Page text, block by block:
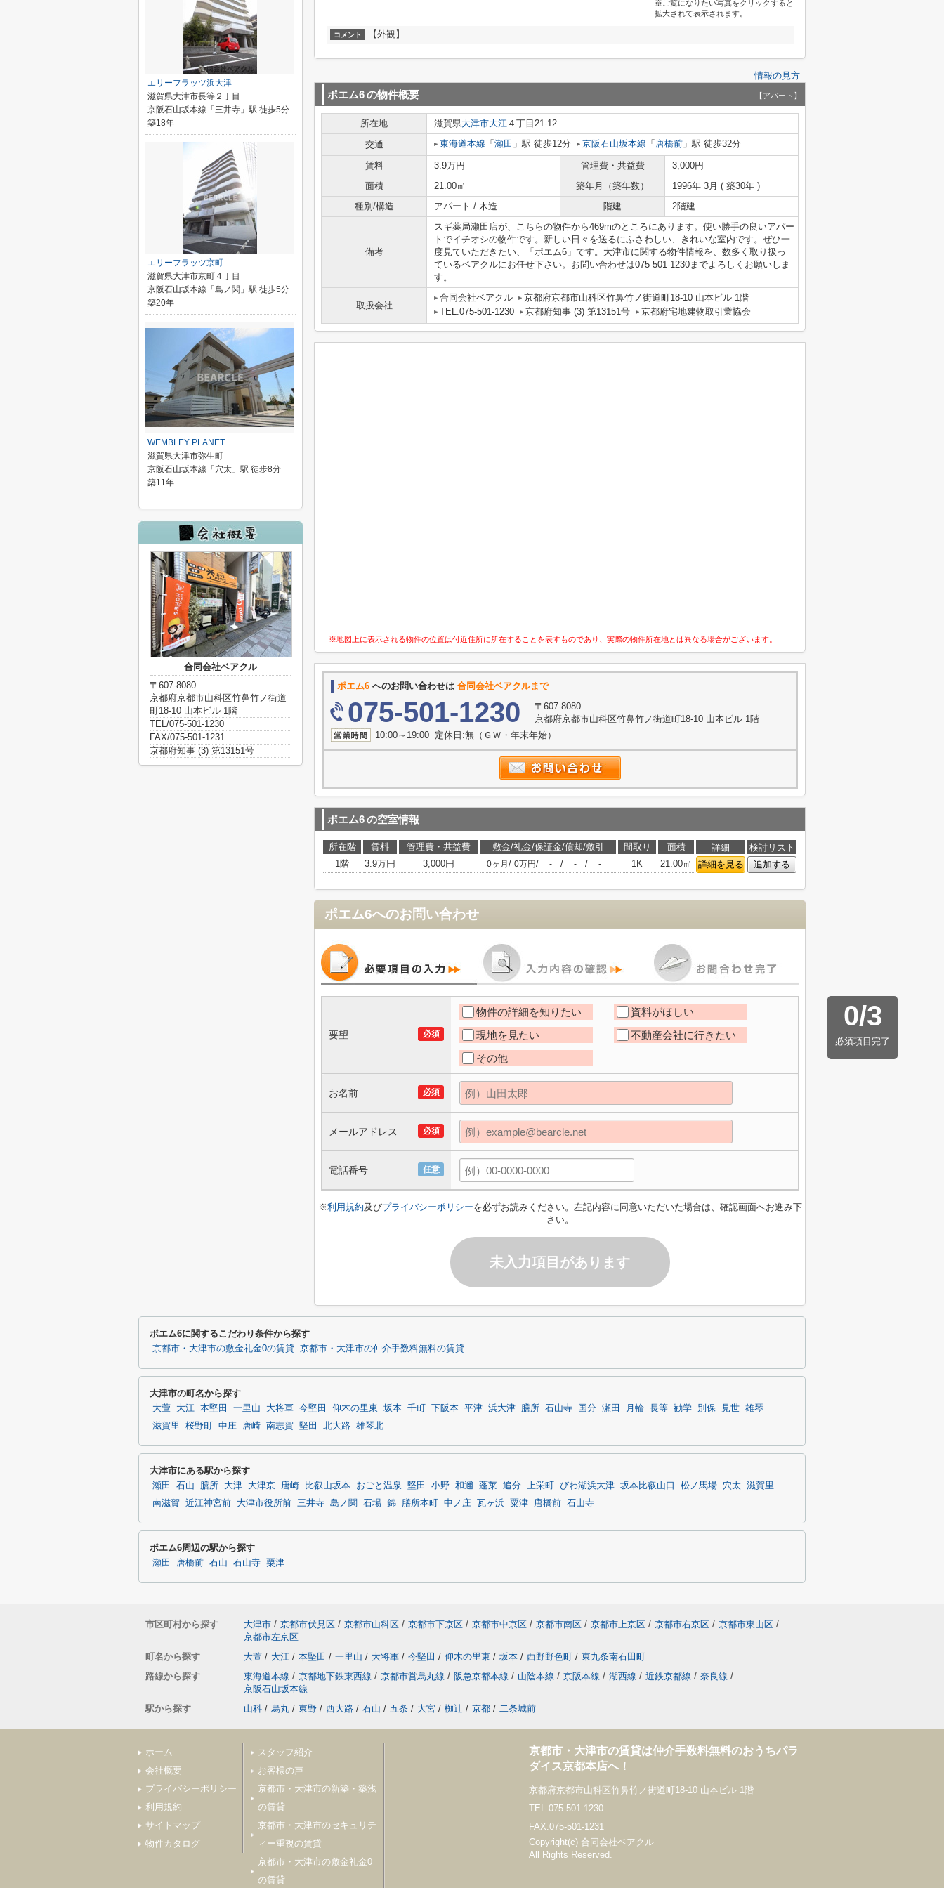
※ご覧になりたい写真をクリックすると
拡大されて表示されます。
コメント 【外観】
情報の見方
ポエム6の物件概要 【アパート】
所在地 滋賀県大津市大江 ４丁目21-12
交通
東海道本線 「 瀬田 」駅 徒歩12分 京阪石山坂本線 「 唐橋前 」駅 徒歩32分
賃料 3.9万円 管理費・共益費
3,000円
面積
21.00㎡ 築年月（築年数）
1996年 3月 ( 築30年 )
種別/構造
アパート / 木造 階建 2階建
備考
スギ薬局瀬田店が、こちらの物件から469mのところにあります。使い勝手の良いアパー
トでイチオシの物件です。新しい日々を送るにふさわしい、きれいな室内です。ぜひ一
度見ていただきたい、「ポエム6」です。大津市に関する物件情報を、数多く取り扱っ
ているベアクルにお任せ下さい。お問い合わせは075-501-1230までよろしくお願いしま
す。
取扱会社
合同会社ベアクル
京都府京都市山科区竹鼻竹ノ街道町18-10 山本ビル 1階
TEL:075-501-1230
京都府知事 (3) 第13151号 京都府宅地建物取引業協会
※地図上に表示される物件の位置は付近住所に所在することを表すものであり、実際の物件所在地とは異なる場合がございます。
ポエム6 へのお問い合わせは 合同会社ベアクルまで
075-501-1230
〒607-8080
京都府京都市山科区竹鼻竹ノ街道町18-10 山本ビル 1階
10:00～19:00 定休日:無（ＧＷ・年末年始）
ポエム6の空室情報
所在階 賃料 管理費・共益費 敷金/礼金/保証金/償却/敷引 間取り 面積 詳細
検討リスト
1階
3.9万円 3,000円 0ヶ月 / 0万円/ - / - / - 1K 21.00㎡ 詳細を見る 追加する
ポエム6へのお問い合わせ
0/3
必須項目完了
必須
要望
物件の詳細を知りたい
資料がほしい
現地を見たい
不動産会社に行きたい
その他
必須
お名前
必須
メールアドレス
任意
電話番号
※利用規約及びプライバシーポリシーを必ずお読みください。左記内容に同意いただいた場合は、確認画面へお進み下
さい。
未入力項目があります
エリーフラッツ浜大津
滋賀県大津市長等２丁目
京阪石山坂本線「三井寺」駅 徒歩5分
築18年
エリーフラッツ京町
滋賀県大津市京町４丁目
京阪石山坂本線「島ノ関」駅 徒歩5分
築20年
WEMBLEY PLANET
滋賀県大津市弥生町
京阪石山坂本線「穴太」駅 徒歩8分
築11年
合同会社ベアクル
〒607-8080
京都府京都市山科区竹鼻竹ノ街道
町18-10 山本ビル 1階
TEL/075-501-1230
FAX/075-501-1231
京都府知事 (3) 第13151号
ポエム6に関するこだわり条件から探す
京都市・大津市の敷金礼金0の賃貸 京都市・大津市の仲介手数料無料の賃貸
大津市の町名から探す
大萱 大江 本堅田 一里山 大将軍 今堅田 仰木の里東 坂本 千町 下阪本 平津 浜大津 膳所 石山寺 国分 瀬田 月輪 長等 勧学 別保 見世 雄琴
滋賀里
桜野町 中庄 唐崎 南志賀 堅田 北大路 雄琴北
大津市にある駅から探す
瀬田 石山 膳所 大津 大津京 唐崎 比叡山坂本 おごと温泉 堅田 小野 和邇 蓬莱 追分 上栄町 びわ湖浜大津 坂本比叡山口 松ノ馬場 穴太 滋賀里
南滋賀 近江神宮前 大津市役所前 三井寺 島ノ関 石場 錦 膳所本町 中ノ庄 瓦ヶ浜 粟津 唐橋前 石山寺
ポエム6周辺の駅から探す
瀬田 唐橋前 石山 石山寺 粟津
市区町村から探す 大津市 / 京都市伏見区 / 京都市山科区 / 京都市下京区 / 京都市中京区 / 京都市南区 / 京都市上京区 / 京都市右京区 / 京都市東山区 /
京都市左京区
町名から探す
大萱 / 大江 / 本堅田 / 一里山 / 大将軍 / 今堅田 / 仰木の里東 / 坂本 / 西野野色町 / 東九条南石田町
路線から探す
東海道本線 / 京都地下鉄東西線 / 京都市営烏丸線 / 阪急京都本線 / 山陰本線 / 京阪本線 / 湖西線 / 近鉄京都線 / 奈良線 /
京阪石山坂本線
駅から探す
山科 / 烏丸 / 東野 / 西大路 / 石山 / 五条 / 大宮 / 椥辻 / 京都 / 二条城前
ホーム
会社概要
プライバシーポリシー
利用規約
サイトマップ
物件カタログ
スタッフ紹介
お客様の声
京都市・大津市の新築・築浅
の賃貸
京都市・大津市のセキュリテ
ィー重視の賃貸
京都市・大津市の敷金礼金0
の賃貸
京都市・大津市の賃貸は仲介手数料無料のおうちパラ
ダイス京都本店へ！
京都府京都市山科区竹鼻竹ノ街道町18-10 山本ビル 1階
TEL:075-501-1230
FAX:075-501-1231
Copyright(c) 合同会社ベアクル
All Rights Reserved.